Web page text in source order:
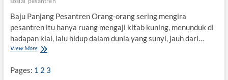
Baju Panjang Pesantren Orang-orang sering mengira
pesantren itu hanya ruang mengaji kitab kuning, menunduk di
hadapan kiai, lalu hidup dalam dunia yang sunyi, jauh dari…
View MoreP
a
Pages: 1 2 3